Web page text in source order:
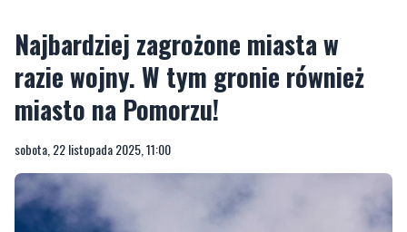
Najbardziej zagrożone miasta w
razie wojny. W tym gronie również
miasto na Pomorzu!
sobota, 22 listopada 2025, 11:00